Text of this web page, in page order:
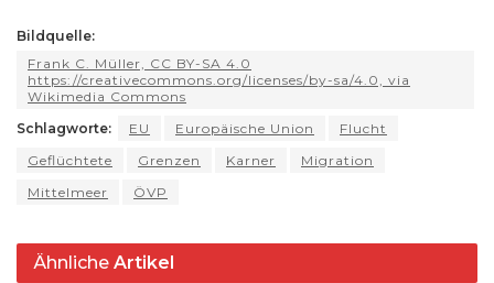
ts
A
p
p
ra
m
b
o
o
k
k
y
d
s
t
Li
ar
e
Bildquelle:
Frank C. Müller, CC BY-SA 4.0
https://creativecommons.org/licenses/by-sa/4.0, via
Wikimedia Commons
Schlagworte:
EU Europäische Union
Flucht
Geflüchtete
Grenzen Karner
Migration
Mittelmeer
ÖVP
Ähnliche Artikel